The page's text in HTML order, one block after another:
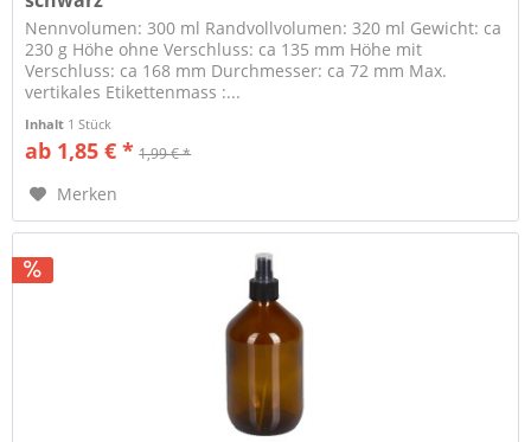
Nennvolumen: 300 ml Randvollvolumen: 320 ml Gewicht: ca
230 g Höhe ohne Verschluss: ca 135 mm Höhe mit
Verschluss: ca 168 mm Durchmesser: ca 72 mm Max.
vertikales Etikettenmass :...
Inhalt 1 Stück
ab 1,85 € * 1,99 € *
Merken